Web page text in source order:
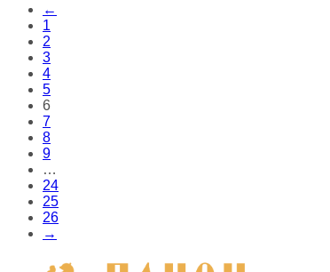
←
1
2
3
4
5
6
7
8
9
…
24
25
26
→